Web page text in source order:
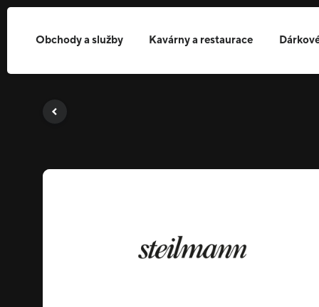
Obchody a služby Kavárny a restaurace